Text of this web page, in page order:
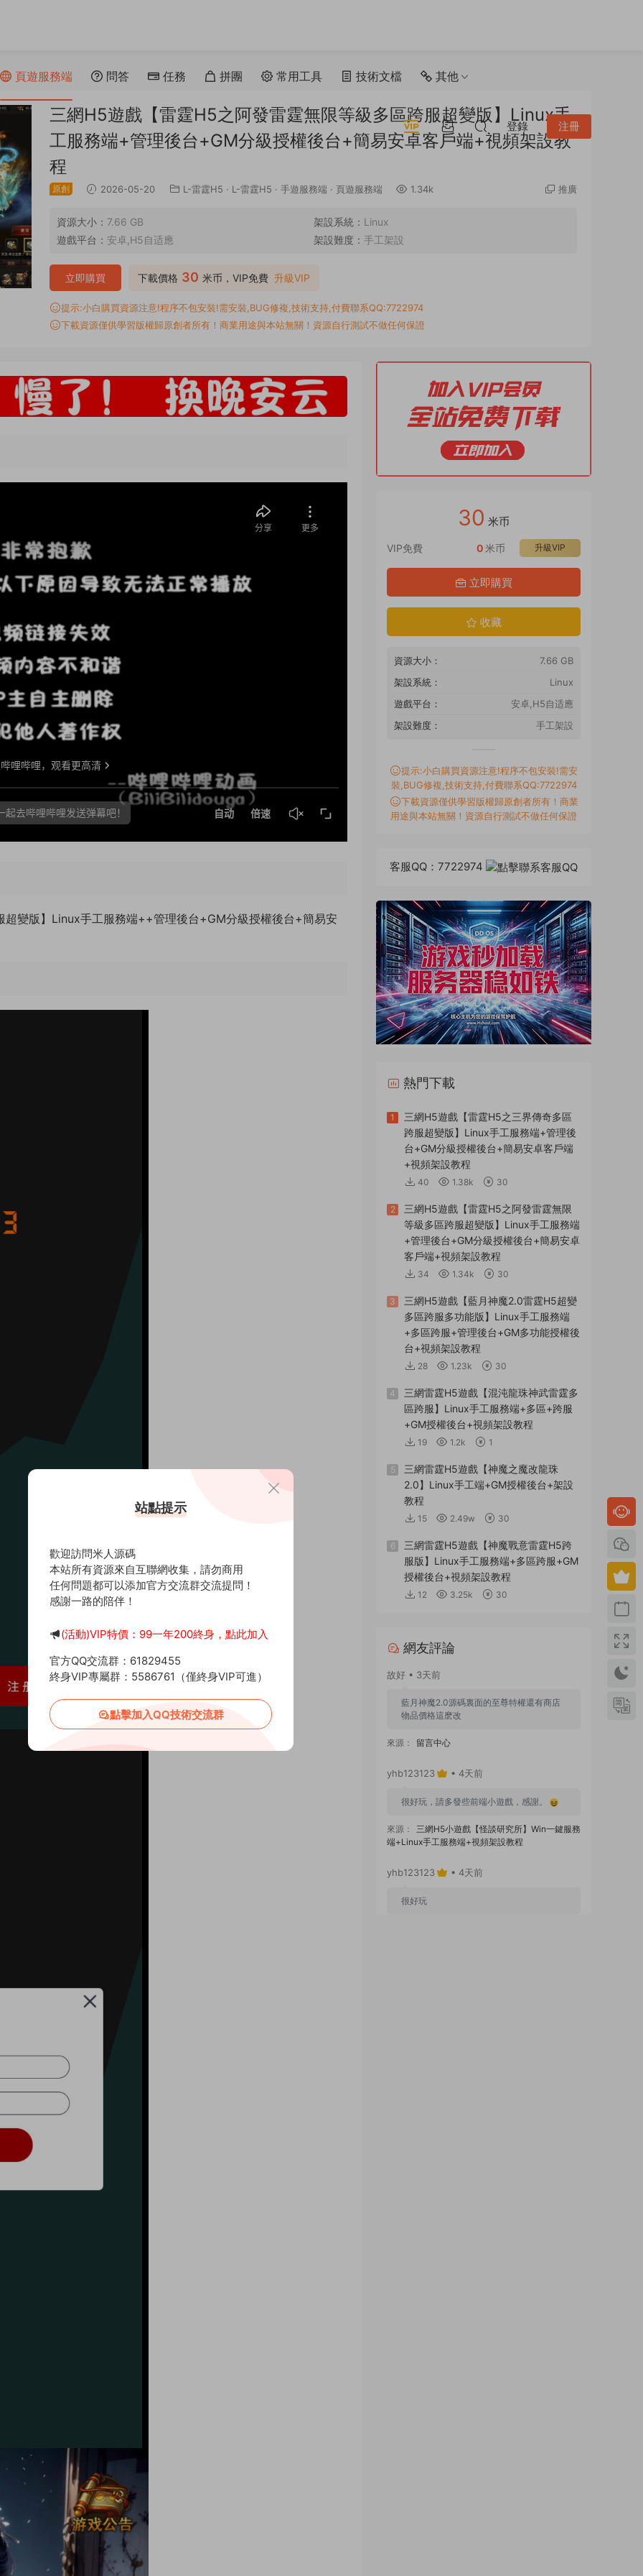
頁遊服務端 問答 任務 拼團 常用工具 技術文檔 其他
登錄 注冊
三網H5遊戲【雷霆H5之阿發雷霆無限等級多區跨服超變版】Linux手
工服務端+管理後台+GM分級授權後台+簡易安卓客戶端+視頻架設教
程
原創 2026-05-20 L-雷霆H5 · L-雷霆H5 · 手遊服務端 · 頁遊服務端 1.34k 推廣
資源大小： 7.66 GB 架設系統： Linux
遊戲平台： 安卓,H5自适應 架設難度： 手工架設
下載價格 30 米币，VIP免費 升級VIP
立即購買
提示:小白購買資源注意!程序不包安裝!需安裝,BUG修複,技術支持,付費聯系QQ:7722974
下載資源僅供學習版權歸原創者所有！商業用途與本站無關！資源自行測試不做任何保證
變版】Linux手工服務端++管理後台+GM分級授權後台+簡易安
30 米币
VIP免費 升級VIP
0米币
立即購買
收藏
資源大小：
7.66 GB
架設系統：
Linux
遊戲平台：
安卓,H5自适應
架設難度：
手工架設
提示:小白購買資源注意!程序不包安裝!需安
裝,BUG修複,技術支持,付費聯系QQ:7722974
下載資源僅供學習版權歸原創者所有！商業
用途與本站無關！資源自行測試不做任何保證
客服QQ：7722974
熱門下載
1
三網H5遊戲【雷霆H5之三界傳奇多區
跨服超變版】Linux手工服務端+管理後
台+GM分級授權後台+簡易安卓客戶端
+視頻架設教程
40 1.38k 30
2
三網H5遊戲【雷霆H5之阿發雷霆無限
等級多區跨服超變版】Linux手工服務端
+管理後台+GM分級授權後台+簡易安卓
客戶端+視頻架設教程
34 1.34k 30
3
三網H5遊戲【藍月神魔2.0雷霆H5超變
多區跨服多功能版】Linux手工服務端
+多區跨服+管理後台+GM多功能授權後
台+視頻架設教程
28 1.23k 30
4
三網雷霆H5遊戲【混沌龍珠神武雷霆多
區跨服】Linux手工服務端+多區+跨服
+GM授權後台+視頻架設教程
19 1.2k 1
5
三網雷霆H5遊戲【神魔之魔改龍珠
2.0】Linux手工端+GM授權後台+架設
教程
15 2.49w 30
6
三網雷霆H5遊戲【神魔戰意雷霆H5跨
服版】Linux手工服務端+多區跨服+GM
授權後台+視頻架設教程
12 3.25k 30
網友評論
故好 • 3天前
藍月神魔2.0源碼裏面的至尊特權還有商店
物品價格這麽改
來源： 留言中心
yhb123123 • 4天前
很好玩，請多發些前端小遊戲，感謝。
來源：
三網H5小遊戲【怪談研究所】Win一鍵服務
端+Linux手工服務端+視頻架設教程
yhb123123 • 4天前
很好玩
站點提示
歡迎訪問米人源碼
本站所有資源來自互聯網收集，請勿商用
任何問題都可以添加官方交流群交流提問！
感謝一路的陪伴！
(活動)VIP特價：99一年200終身，點此加入
官方QQ交流群：61829455
終身VIP專屬群：5586761（僅終身VIP可進）
點擊加入QQ技術交流群